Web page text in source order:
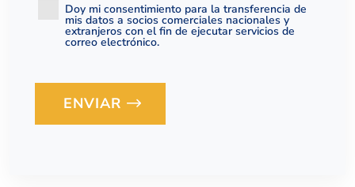
Doy mi consentimiento para la transferencia de
mis datos a socios comerciales nacionales y
extranjeros con el fin de ejecutar servicios de
correo electrónico.
Loading...
ENVIAR